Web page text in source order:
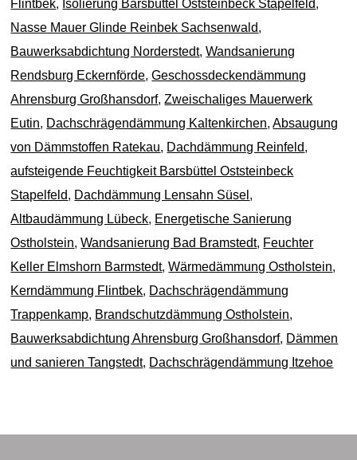
Flintbek, Isolierung Barsbüttel Oststeinbeck Stapelfeld,
Nasse Mauer Glinde Reinbek Sachsenwald,
Bauwerksabdichtung Norderstedt,Wandsanierung
Rendsburg Eckernförde,Geschossdeckendämmung
Ahrensburg Großhansdorf,Zweischaliges Mauerwerk
Eutin, Dachschrägendämmung Kaltenkirchen,Absaugung
von Dämmstoffen Ratekau, Dachdämmung Reinfeld,
aufsteigende Feuchtigkeit Barsbüttel Oststeinbeck
Stapelfeld, Dachdämmung Lensahn Süsel ,
Altbaudämmung Lübeck, Energetische Sanierung
Ostholstein,Wandsanierung Bad Bramstedt, Feuchter
Keller Elmshorn Barmstedt,Wärmedämmung Ostholstein,
Kerndämmung Flintbek, Dachschrägendämmung
Trappenkamp, Brandschutzdämmung Ostholstein,
Bauwerksabdichtung Ahrensburg Großhansdorf, Dämmen
und sanieren Tangstedt, Dachschrägendämmung Itzehoe